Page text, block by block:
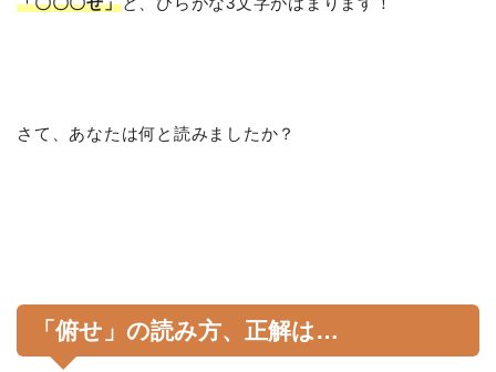
さて、あなたは何と読みましたか？
「俯せ」の読み方、正解は…